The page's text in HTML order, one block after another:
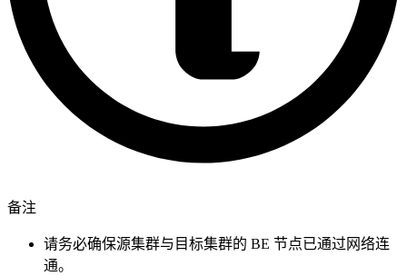
备注
请务必确保源集群与目标集群的 BE 节点已通过网络连
通。